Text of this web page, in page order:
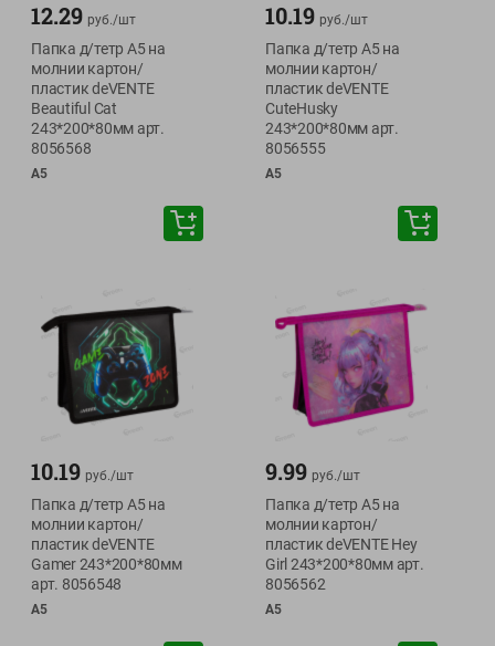
12.29 руб./шт
Папка д/тетр А5 на
молнии картон/
пластик deVENTE
Beautiful Cat
243*200*80мм арт.
8056568
А5
10.19 руб./шт
Папка д/тетр А5 на
молнии картон/
пластик deVENTE
CuteHusky
243*200*80мм арт.
8056555
А5
10.19 руб./шт
Папка д/тетр А5 на
молнии картон/
пластик deVENTE
Gamer 243*200*80мм
арт. 8056548
А5
9.99 руб./шт
Папка д/тетр А5 на
молнии картон/
пластик deVENTE Hey
Girl 243*200*80мм арт.
8056562
А5